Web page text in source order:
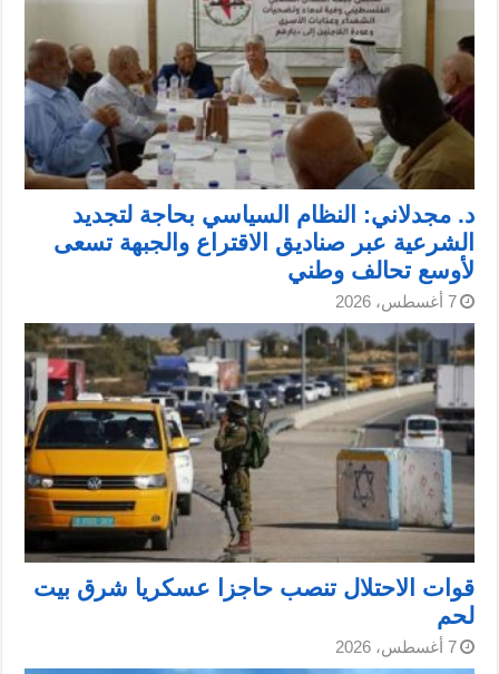
د. مجدلاني: النظام السياسي بحاجة لتجديد
الشرعية عبر صناديق الاقتراع والجبهة تسعى
لأوسع تحالف وطني
7 أغسطس، 2026
قوات الاحتلال تنصب حاجزا عسكريا شرق بيت
لحم
7 أغسطس، 2026